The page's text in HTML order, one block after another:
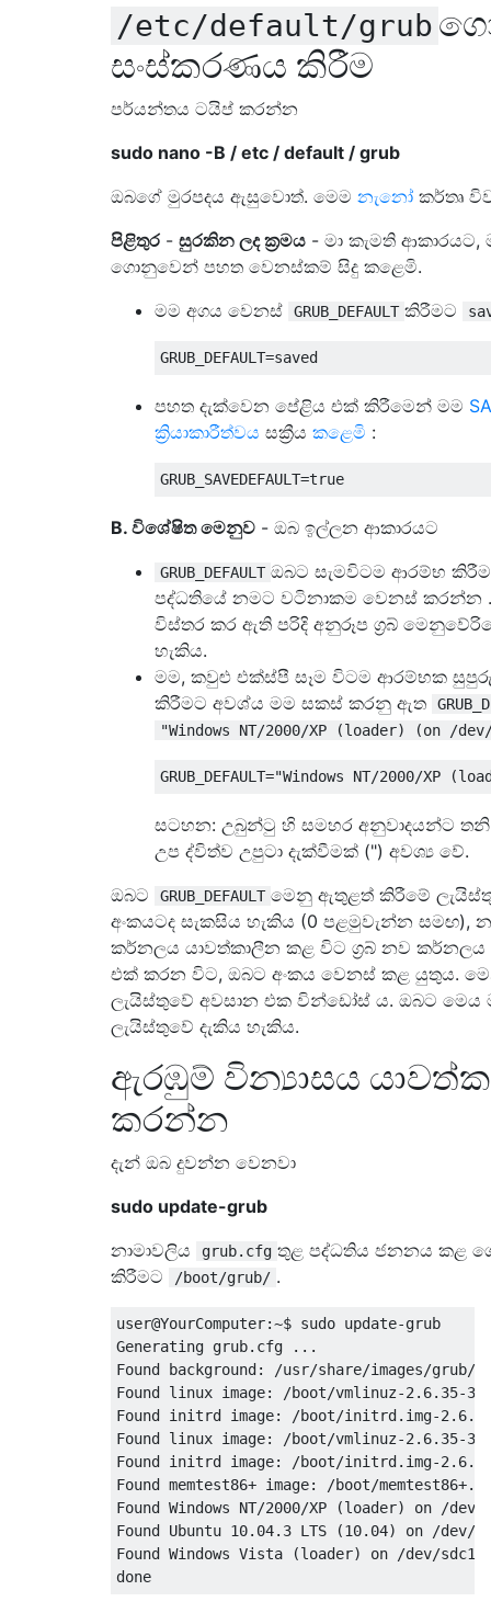
/etc/default/grub
සංස්කරණය කිරීම
පර්යන්තය ටයිප් කරන්න
sudo nano -B / etc / default / grub
ඔබගේ මුරපදය ඇසුවොත්. මෙම නැනෝ කර්තෘ
පිළිතුර - සුරකින ලද ක්‍රමය - මා කැමති ආකාරයට,
ගොනුවෙන් පහත වෙනස්කම් සිදු කළෙමි.
මම අගය වෙනස්
GRUB_DEFAULT කිරීමට
පහත දැක්වෙන පේළිය එක් කිරීමෙන් මම
ක්‍රියාකාරීත්වය සක්‍රීය කළෙමි :
B. විශේෂිත මෙනුව - ඔබ ඉල්ලන ආකාරයට
GRUB_DEFAULT ඔබට සැමවිටම ආරම්භ
පද්ධතියේ නමට වටිනාකම වෙනස් කරන්න
විස්තර කර ඇති පරිදි අනුරූප ග්‍රබ්
හැකිය.
මම, කවුළු එක්ස්පී සෑම විටම ආරම්භක
කිරීමට අවශ්ය මම සකස් කරනු ඇත
"Windows NT/2000/XP (loader) (on /
සටහන: උබුන්ටු හි සමහර අනුවාදයන්ට තනි
උප ද්විත්ව උපුටා දැක්වීමක් (") අවශ්‍ය වේ.
ඔබට
GRUB_DEFAULT මෙනු ඇතුළත් කිරීමේ
අංකයටද සැකසිය හැකිය (0 පළමුවැන්න සමඟ),
කර්නලය යාවත්කාලීන කළ විට ග්‍රබ් නව කර්නලය
එක් කරන විට, ඔබට අංකය වෙනස් කළ යුතුය.
ලැයිස්තුවේ අවසාන එක වින්ඩෝස් ය. ඔබට
ලැයිස්තුවේ දැකිය හැකිය.
ඇරඹුම් වින්‍යාසය
කරන්න
දැන් ඔබ දුවන්න වෙනවා
sudo update-grub
නාමාවලිය
grub.cfg තුළ පද්ධතිය ජනනය කළ
කිරීමට
/boot/grub/ .
user@YourComputer:~$ sudo update-grub
Generating grub.cfg ...
Found background: /usr/share/images/grub/
Found linux image: /boot/vmlinuz-2.6.35-
Found initrd image: /boot/initrd.img-
Found linux image: /boot/vmlinuz-2.6.35-
Found initrd image: /boot/initrd.img-
Found memtest86+ image: /boot/
Found Windows NT/2000/XP (loader) on /dev/
Found Ubuntu 10.04.3 LTS (10.04) on /dev/
Found Windows Vista (loader) on /dev/sdc1